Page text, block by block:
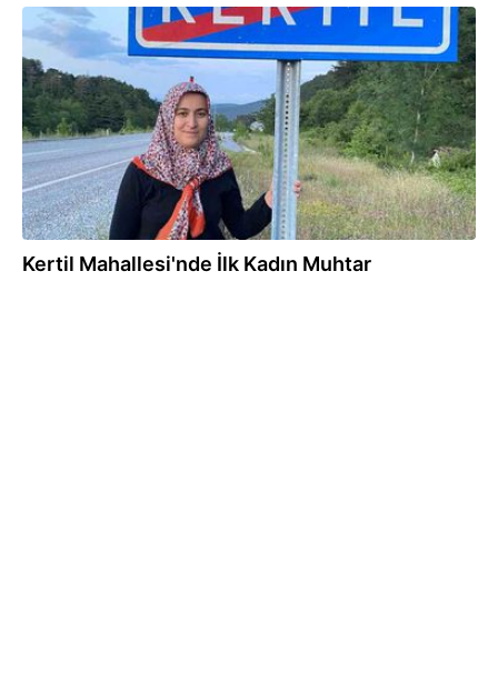
03.06.2025
Kertil Mahallesi'nde İlk Kadın Muhtar